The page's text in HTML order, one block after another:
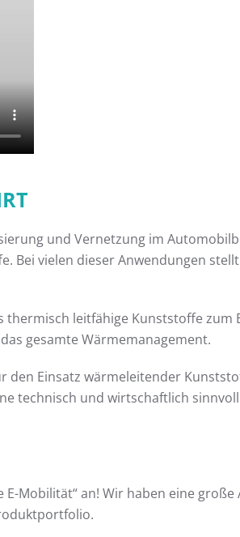
und Vernetzung im
vielen dieser Anwendungen
leitfähige Kunststoffe
gesamte Wärmemanagement.
Einsatz wärmeleitender
technisch und wirtschaftlich
Mobilität“ an! Wir haben eine